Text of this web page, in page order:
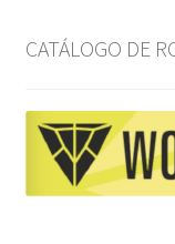
CATÁLOGO DE